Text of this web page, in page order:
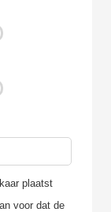
plaatst
voor dat de